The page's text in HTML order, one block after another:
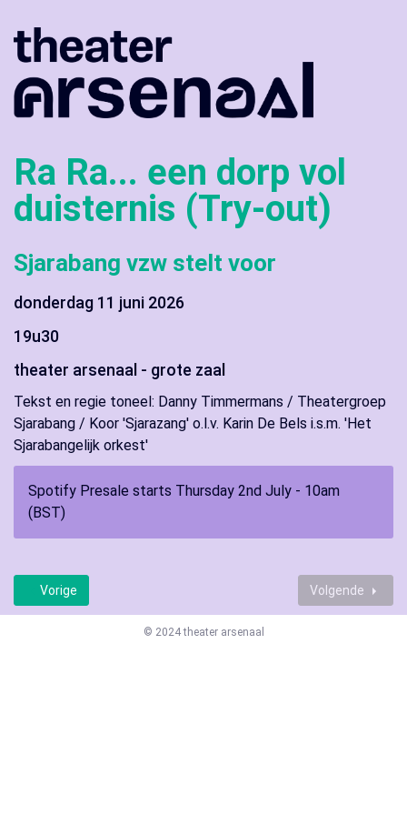
Ra Ra... een dorp vol
duisternis (Try-out)
Sjarabang vzw stelt voor
donderdag 11 juni 2026
19u30
theater arsenaal - grote zaal
Tekst en regie toneel: Danny Timmermans / Theatergroep
Sjarabang / Koor 'Sjarazang' o.l.v. Karin De Bels i.s.m. 'Het
Sjarabangelijk orkest'
Spotify Presale starts Thursday 2nd July - 10am
(BST)
Vorige Volgende
© 2024 theater arsenaal